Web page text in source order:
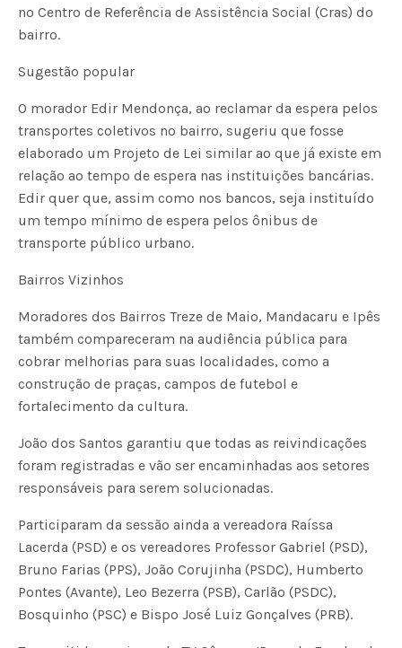
no Centro de Referência de Assistência Social (Cras) do
bairro.
Sugestão popular
O morador Edir Mendonça, ao reclamar da espera pelos
transportes coletivos no bairro, sugeriu que fosse
elaborado um Projeto de Lei similar ao que já existe em
relação ao tempo de espera nas instituições bancárias.
Edir quer que, assim como nos bancos, seja instituído
um tempo mínimo de espera pelos ônibus de
transporte público urbano.
Bairros Vizinhos
Moradores dos Bairros Treze de Maio, Mandacaru e Ipês
também compareceram na audiência pública para
cobrar melhorias para suas localidades, como a
construção de praças, campos de futebol e
fortalecimento da cultura.
João dos Santos garantiu que todas as reivindicações
foram registradas e vão ser encaminhadas aos setores
responsáveis para serem solucionadas.
Participaram da sessão ainda a vereadora Raíssa
Lacerda (PSD) e os vereadores Professor Gabriel (PSD),
Bruno Farias (PPS), João Corujinha (PSDC), Humberto
Pontes (Avante), Leo Bezerra (PSB), Carlão (PSDC),
Bosquinho (PSC) e Bispo José Luiz Gonçalves (PRB).